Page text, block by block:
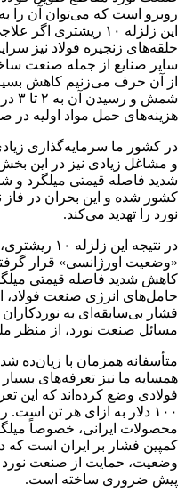
این زلزله ۱۰ ریشتری
حلقه‌های زنجیره فولاد نیز
سایر صنایع از جمله صنعت
از آن حرف می‌زنیم کاهش
هزینه‌های حمل مواد اولیه در
در کشور ما سرمایه‌گذاری
و مشاغل زیادی نیز در این
شدید فاصله قیمتی میلگرد
کشور شده و این بحران در
نورد را تهدید می‌کند.
در نتیجه این
«وضعیت اورژانسی» قرار
کاهش شدید فاصله قیمتی
حامل‌های انرژی صنعت
فشار بی‌سابقه‌ای به
مسائل صنعت نورد، از منظر
متأسفانه همزمان با
همسایه ما نیز تعرفه‌های
فولادی وضع کرده‌اند که این
۱۰۰ دلار به ازای هر تن
محصولات ایرانی، خصوصاً
کمپین فشار بر ایران است که
وضعیت، حمایت از صنعت نورد
پیش ضروری ساخته است.